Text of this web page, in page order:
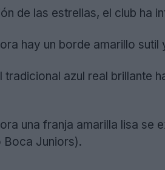
de las estrellas, el club ha
hay un borde amarillo
tradicional azul real brillante
una franja amarilla lisa se
Boca Juniors).